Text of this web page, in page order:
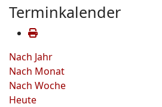
Terminkalender
Nach Jahr
Nach Monat
Nach Woche
Heute